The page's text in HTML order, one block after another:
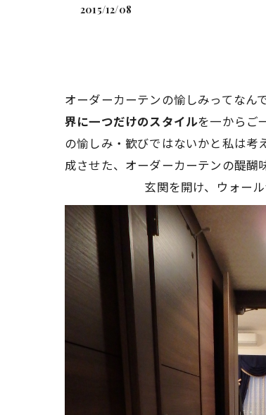
2015/12/08
オーダーカーテンの愉し
界に一つだけのスタイルを一か
の愉しみ・歓びではな
成させた、オーダーカ
玄関を開け、ウォー